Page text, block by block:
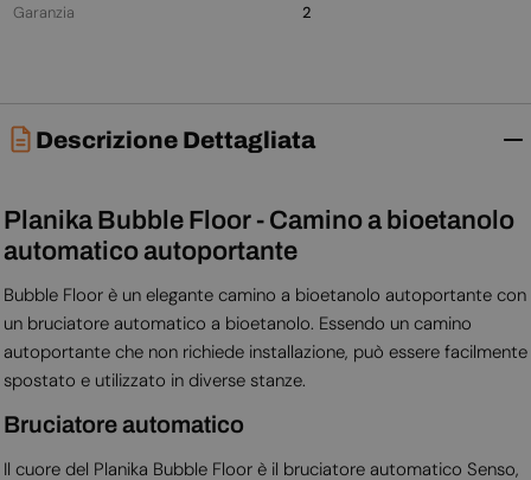
Garanzia 2
Descrizione Dettagliata
Planika Bubble Floor - Camino a bioetanolo
automatico autoportante
Bubble Floor è un elegante camino a bioetanolo autoportante con
un bruciatore automatico a bioetanolo. Essendo un camino
autoportante che non richiede installazione, può essere facilmente
spostato e utilizzato in diverse stanze.
Bruciatore automatico
Il cuore del Planika Bubble Floor è il bruciatore automatico Senso,